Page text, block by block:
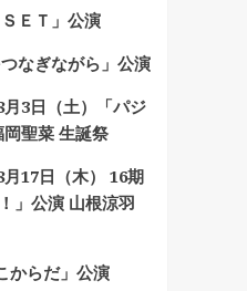
ＥＴ」公演
なぎながら」公演
月3日（土）「パジ
聖菜 生誕祭
月17日（木） 16期
」公演 山根涼羽
からだ」公演